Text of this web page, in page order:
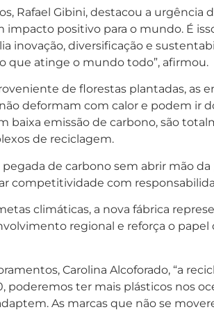
Rafael Gibini, destacou a
positivo para o mundo. É
inovação, diversificação e
que atinge o mundo todo”, afirmou.
de florestas plantadas, as
deformam com calor e podem ir
baixa emissão de carbono, são
de reciclagem.
de carbono sem abrir mão
competitividade com
climáticas, a nova fábrica
regional e reforça o
Carolina Alcoforado, “a
poderemos ter mais plásticos nos
As marcas que não se